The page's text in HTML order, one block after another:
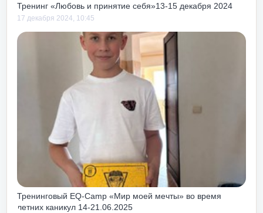
Тренинг «Любовь и принятие себя»13-15 декабря 2024
17 декабря 2024, 10:45
Тренинговый EQ-Camp «Мир моей мечты» во время
летних каникул 14-21.06.2025